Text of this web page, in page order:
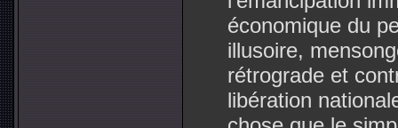
économique du
illusoire,
rétrograde et
libération